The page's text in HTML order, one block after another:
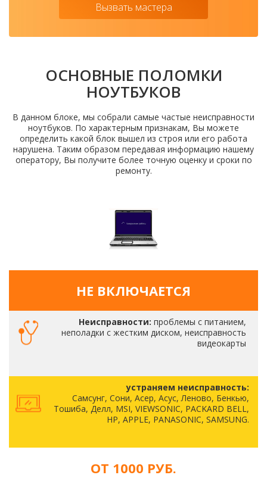
Вызвать мастера
ОСНОВНЫЕ ПОЛОМКИ
НОУТБУКОВ
В данном блоке, мы собрали самые частые неисправности
ноутбуков. По характерным признакам, Вы можете
определить какой блок вышел из строя или его работа
нарушена. Таким образом передавая информацию нашему
оператору, Вы получите более точную оценку и сроки по
ремонту.
НЕ ВКЛЮЧАЕТСЯ
Неисправности: проблемы с питанием,
неполадки с жестким диском, неисправность
видеокарты
устраняем неисправность:
Самсунг, Сони, Асер, Асус, Леново, Бенкью,
Тошиба, Делл, MSI, VIEWSONIC, PACKARD BELL,
HP, APPLE, PANASONIC, SAMSUNG.
ОТ 1000 РУБ.